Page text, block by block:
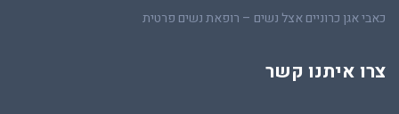
כאבי אגן כרוניים אצל נשים – רופאת נשים פרטית
צרו איתנו קשר